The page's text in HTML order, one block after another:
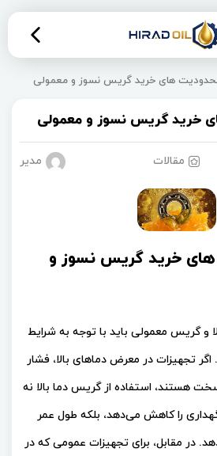
محدودیت های خرید گریس نسوز و معمولی
خرید گریس نسوز و معمولی
مقالات
های خرید گریس نسوز و
و گریس معمولی باید با توجه به شرایط
تجهیزات در معرض دماهای بالا، فشار
هستند، استفاده از گریس دما بالا نه
را کاهش می‌دهد، بلکه طول عمر
در مقابل، برای تجهیزات عمومی که در